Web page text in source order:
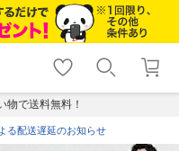
shopping_cart lock_outline
ログイン
物で送料無料！
る配送遅延のお知らせ